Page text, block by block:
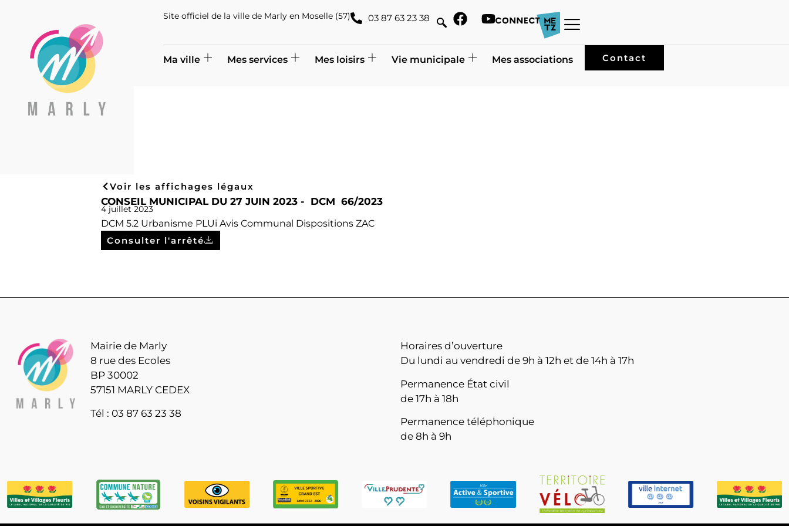
Site officiel de la ville de Marly en Moselle (57) 03 87 63 23 38
Ma ville Mes services Mes loisirs Vie municipale Mes associations Contact
Voir les affichages légaux
CONSEIL MUNICIPAL DU 27 JUIN 2023 - DCM 66/2023
4 juillet 2023
DCM 5.2 Urbanisme PLUi Avis Communal Dispositions ZAC
Consulter l'arrêté
Mairie de Marly
8 rue des Ecoles
BP 30002
57151 MARLY CEDEX
Tél : 03 87 63 23 38
Horaires d’ouverture
Du lundi au vendredi de 9h à 12h et de 14h à 17h
Permanence État civil
de 17h à 18h
Permanence téléphonique
de 8h à 9h